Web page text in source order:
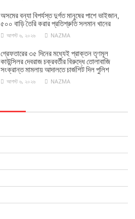
অসমের বন্যা বিপর্যস্ত দুর্গত মানুষের পাশে ভাইজান,
৫০০ বাড়ি তৈরি করার প্রতিশ্রুতি সলমান খানের
আগস্ট ৬, ২০২৬ NAZMA
গ্রেফতারের ৩৫ দিনের মধ্যেই প্রাক্তন তৃণমূল
কাউন্সিলর দেবরাজ চক্রবর্তীর বিরুদ্ধে তোলাবাজি
সংক্রান্ত মামলায় আদালতে চার্জশিট দিল পুলিশ
আগস্ট ৬, ২০২৬ NAZMA